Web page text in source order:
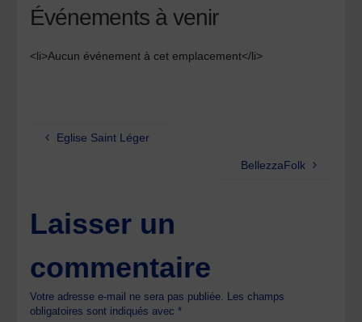
Événements à venir
<li>Aucun événement à cet emplacement</li>
Eglise Saint Léger
BellezzaFolk
Laisser un
commentaire
Votre adresse e-mail ne sera pas publiée. Les champs
obligatoires sont indiqués avec*